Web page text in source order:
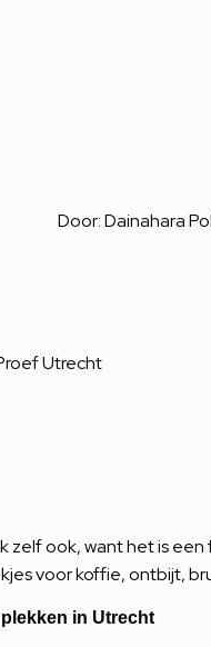
Door:Dainahara
Utrecht
zelf ook, want het is
voor koffie, ontbijt,
in Utrecht